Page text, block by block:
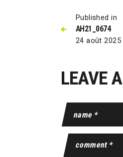
Published in
AH21_0674
24 août 2025
LEAVE